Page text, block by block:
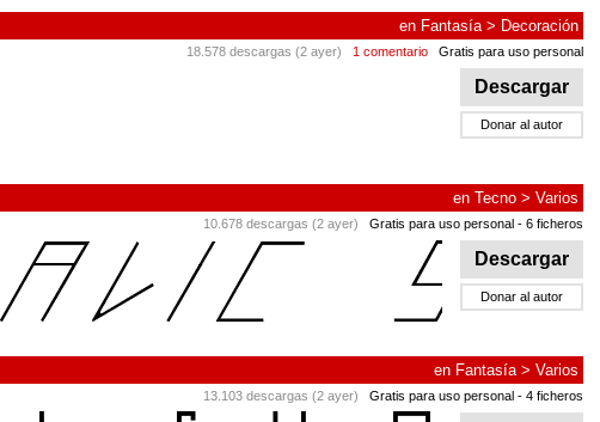
en Fantasía> Decoración
18.578 descargas (2 ayer) 1 comentario Gratis para uso personal
Descargar
Donar al autor
en Tecno > Varios
10.678 descargas (2 ayer) Gratis para uso personal - 6 ficheros
Descargar
Donar al autor
en Fantasía> Varios
13.103 descargas (2 ayer) Gratis para uso personal - 4 ficheros